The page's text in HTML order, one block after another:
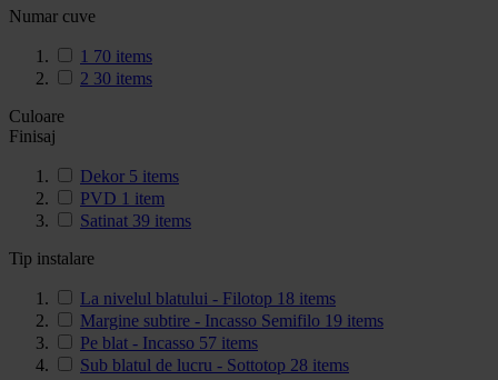
Numar cuve
1 70 items
2 30 items
Culoare
Finisaj
Dekor 5 items
PVD 1 item
Satinat 39 items
Tip instalare
La nivelul blatului - Filotop 18 items
Margine subtire - Incasso Semifilo 19 items
Pe blat - Incasso 57 items
Sub blatul de lucru - Sottotop 28 items